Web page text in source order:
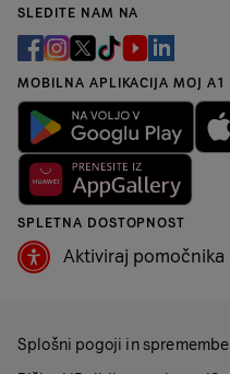
SLEDITE NAM NA
MOBILNA APLIKACIJA MOJ A1
SPLETNA DOSTOPNOST
Aktiviraj pomočnika
Splošni pogoji in spremembe